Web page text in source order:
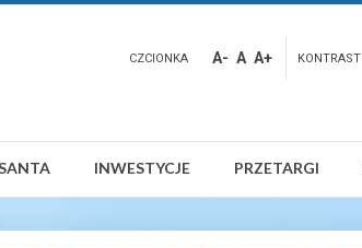
CZCIONKA A- A A+ KONTRAST
INWESTYCJE PRZETARGI